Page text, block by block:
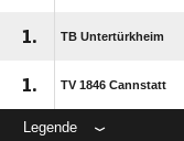
1. TB Untertürkheim
1. TV 1846 Cannstatt
Legende